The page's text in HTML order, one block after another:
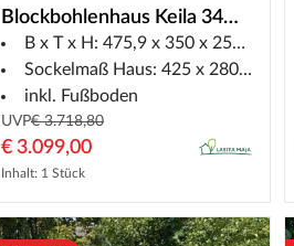
Blockbohlenhaus Keila 34
mm naturbelassen
B x T x H: 475,9 x 350 x 256,5 cm
Sockelmaß Haus: 425 x 280 cm
inkl. Fußboden
UVP€ 3.718,80
€ 3.099,00
Inhalt: 1 Stück